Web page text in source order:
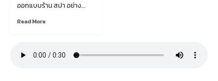
ออกแบบร้าน สปา อย่าง...
Read MoreRead
ออกแบบ